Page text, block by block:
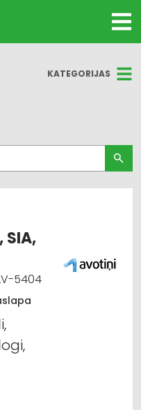
KATEGORIJAS
ražošana
tirdzniecība
5404